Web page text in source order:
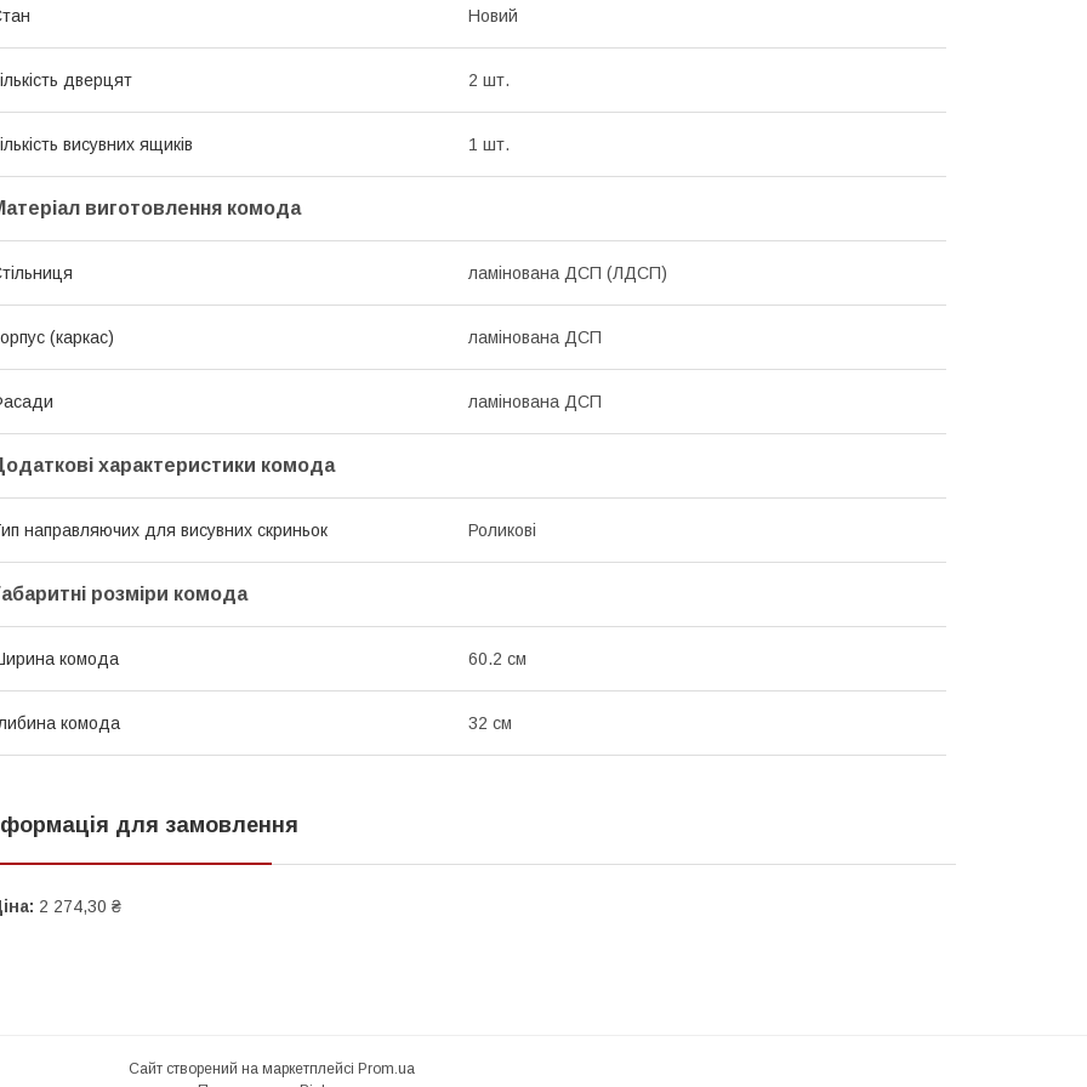
Новий
дверцят 2 шт.
висувних ящиків 1 шт.
виготовлення комода
ламінована ДСП (ЛДСП)
(каркас) ламінована ДСП
ламінована ДСП
характеристики комода
направляючих для висувних скриньок Роликові
розміри комода
комода 60.2 см
комода 32 см
для замовлення
2 274,30 ₴
Сайт створений на маркетплейсі Prom.ua